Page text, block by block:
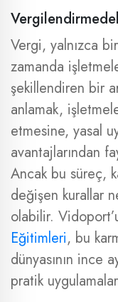
Vergi, yalnızca
zamanda
şekillendiren bir
anlamak,
etmesine, yasal
avantajlarından
Ancak bu süreç,
değişen kurallar
olabilir.
Eğitimleri, bu
dünyasının ince
pratik